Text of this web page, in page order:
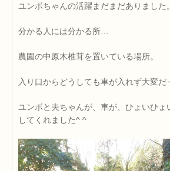
ユンボちゃんの活躍まだまだありました。
分かる人には分かる所…
農園の中原木椎茸を置いている場所。
入り口からどうしても車が入れず大変だ
ユンボと夫ちゃんが、車が、ひょいひょ
してくれました^ ^